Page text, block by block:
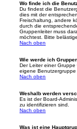
Wo finde ich die
Du findest die
dies mit der
Freischaltung, andere
durch die
Gruppenleiter muss
möchtest. Bitte
Nach oben
Wie werde ich
Der Leiter einer
eigene
Nach oben
Weshalb werden
Es ist der Board-
zu identifizieren sind.
Nach oben
Was ist eine